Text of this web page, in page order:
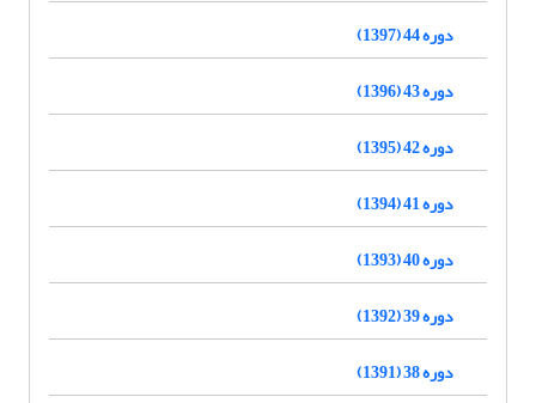
دوره 44 (1397)
دوره 43 (1396)
دوره 42 (1395)
دوره 41 (1394)
دوره 40 (1393)
دوره 39 (1392)
دوره 38 (1391)